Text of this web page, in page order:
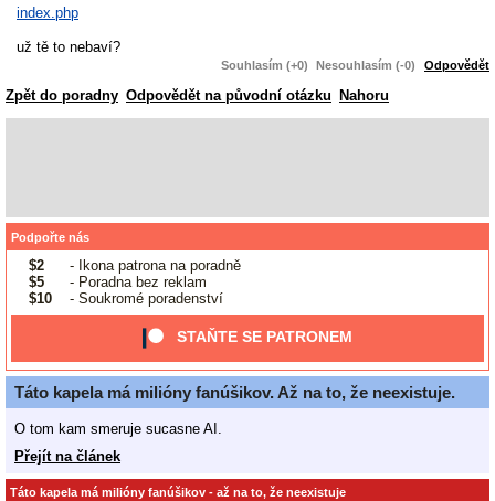
index.php
už tě to nebaví?
Souhlasím (+0) Nesouhlasím (-0) Odpovědět
Zpět do poradny Odpovědět na původní otázku Nahoru
Podpořte nás
$2
- Ikona patrona na poradně
$5
- Poradna bez reklam
$10
- Soukromé poradenství
STAŇTE SE PATRONEM
Táto kapela má milióny fanúšikov. Až na to, že neexistuje.
O tom kam smeruje sucasne AI.
Přejít na článek
Táto kapela má milióny fanúšikov - až na to, že neexistuje